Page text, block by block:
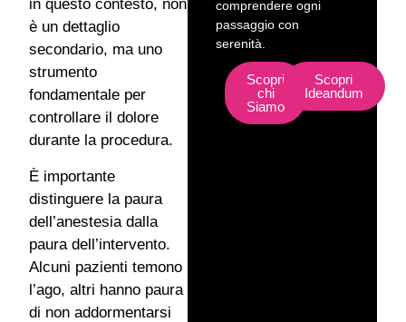
in questo contesto, non
è un dettaglio
secondario, ma uno
strumento
fondamentale per
controllare il dolore
durante la procedura.
È importante
distinguere la paura
dell’anestesia dalla
paura dell’intervento.
Alcuni pazienti temono
l’ago, altri hanno paura
di non addormentarsi
comprendere ogni
passaggio con
serenità.
Scopri
chi
Siamo
Scopri
Ideandum